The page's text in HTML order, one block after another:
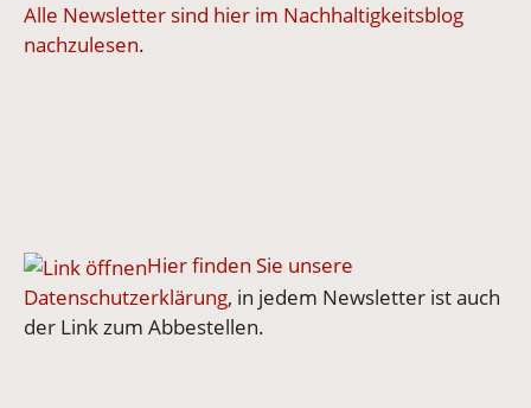
Alle Newsletter sind hier im Nachhaltigkeitsblog
nachzulesen.
Hier finden Sie unsere
Datenschutzerklärung, in jedem Newsletter ist auch
der Link zum Abbestellen.